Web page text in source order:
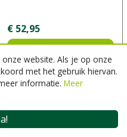
€ 52,95
Bestellen
website. Als je op onze
met het gebruik hiervan.
informatie. Meer